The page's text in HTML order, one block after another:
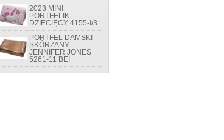
2023 MINI
PORTFELIK
DZIECIĘCY 4155-I/3
PORTFEL DAMSKI
SKÓRZANY
JENNIFER JONES
5261-11 BEI